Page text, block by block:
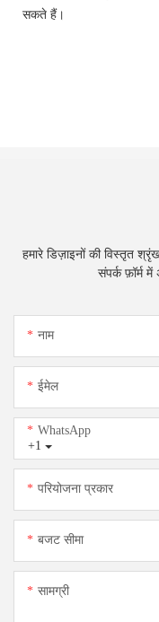
सकते हैं।
हमारे डिज़ाइनों की विस्तृत
संपर्क फ़ॉर्म
नाम
ईमेल
+1
WhatsApp
परियोजना प्रकार
बजट सीमा
सामग्री